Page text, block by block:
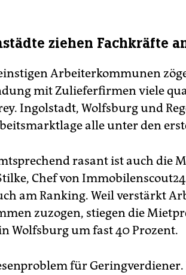
ziehen Fachkräfte
Arbeiterkommunen
mit Zulieferfirmen viele
Ingolstadt, Wolfsburg und
alle unter den
rasant ist auch die
Chef von
am Ranking. Weil verstärkt
zuzogen, stiegen die
Wolfsburg um fast 40 Prozent.
für